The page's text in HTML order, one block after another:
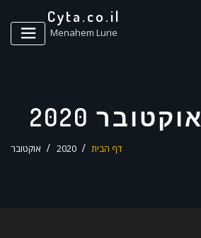
Cyta.co.il
Menahem Lurie
2020
דף הבית 2020 אוקטובר